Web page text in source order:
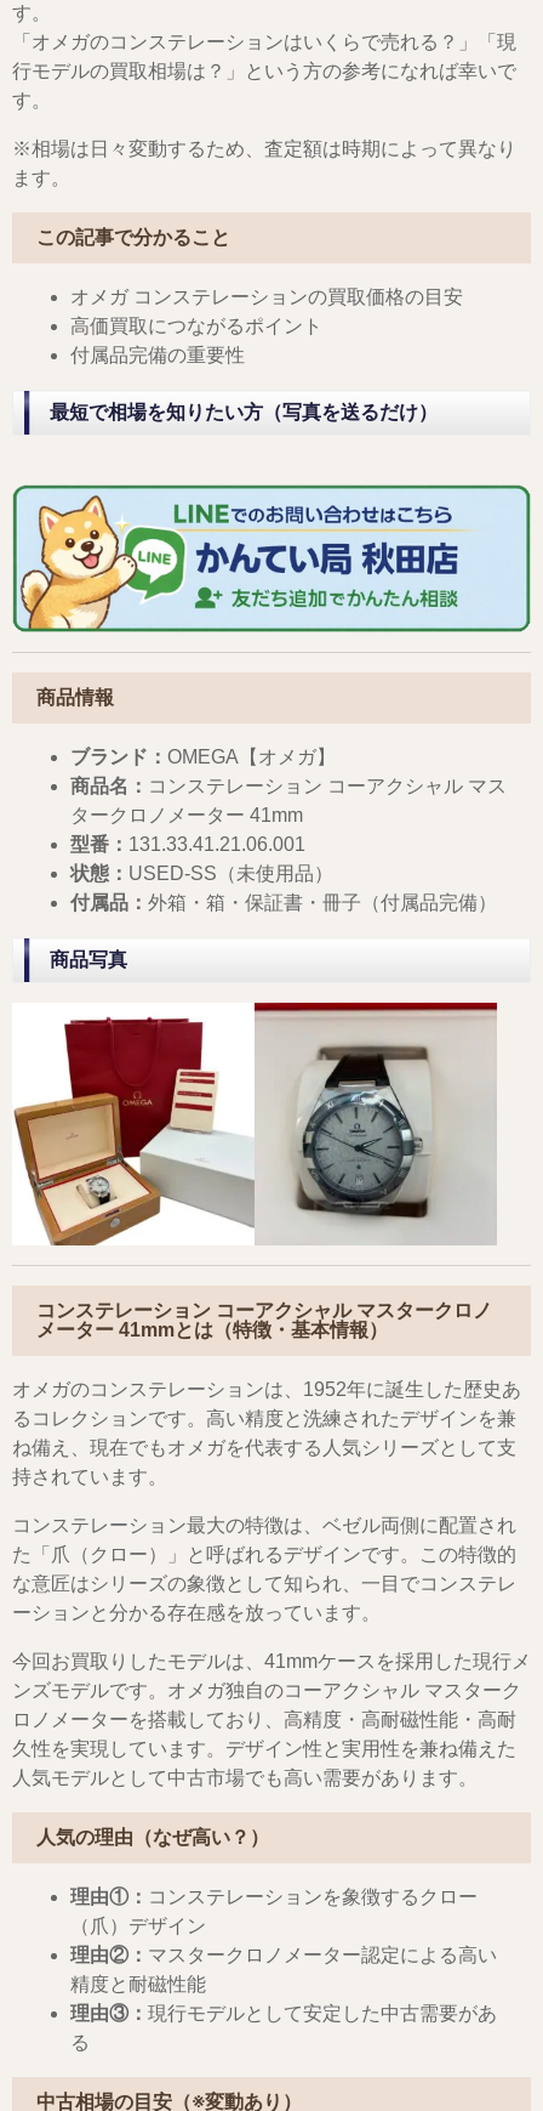
す。
「オメガのコンステレーションはいくらで売れる？」「現
行モデルの買取相場は？」という方の参考になれば幸いで
す。
※相場は日々変動するため、査定額は時期によって異なり
ます。
この記事で分かること
オメガ コンステレーションの買取価格の目安
高価買取につながるポイント
付属品完備の重要性
最短で相場を知りたい方（写真を送るだけ）
商品情報
ブランド： OMEGA【オメガ】
商品名： コンステレーション コーアクシャル マス
タークロノメーター 41mm
型番： 131.33.41.21.06.001
状態： USED-SS（未使用品）
付属品： 外箱・箱・保証書・冊子（付属品完備）
商品写真
コンステレーション コーアクシャル マスタークロノ
メーター 41mmとは（特徴・基本情報）
オメガのコンステレーションは、1952年に誕生した歴史あ
るコレクションです。高い精度と洗練されたデザインを兼
ね備え、現在でもオメガを代表する人気シリーズとして支
持されています。
コンステレーション最大の特徴は、ベゼル両側に配置され
た「爪（クロー）」と呼ばれるデザインです。この特徴的
な意匠はシリーズの象徴として知られ、一目でコンステレ
ーションと分かる存在感を放っています。
今回お買取りしたモデルは、41mmケースを採用した現行メ
ンズモデルです。オメガ独自のコーアクシャル マスターク
ロノメーターを搭載しており、高精度・高耐磁性能・高耐
久性を実現しています。デザイン性と実用性を兼ね備えた
人気モデルとして中古市場でも高い需要があります。
人気の理由（なぜ高い？）
理由①： コンステレーションを象徴するクロー
（爪）デザイン
理由②： マスタークロノメーター認定による高い
精度と耐磁性能
理由③： 現行モデルとして安定した中古需要があ
る
中古相場の目安（※変動あり）